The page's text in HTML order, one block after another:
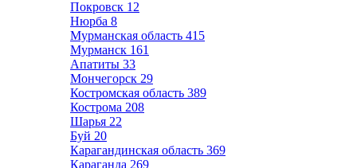
Покровск 12
Нюрба 8
Мурманская область 415
Мурманск 161
Апатиты 33
Мончегорск 29
Костромская область 389
Кострома 208
Шарья 22
Буй 20
Карагандинская область 369
Караганда 269